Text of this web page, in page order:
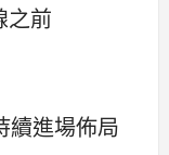
之前
續進場佈局